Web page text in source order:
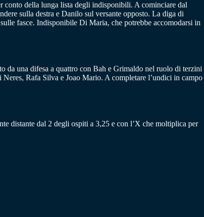
conto della lunga lista degli indisponibili. A cominciare dal
sulla destra e Danilo sul versante opposto. La diga di
fasce. Indisponibile Di Maria, che potrebbe accomodarsi in
da una difesa a quattro con Bah e Grimaldo nel ruolo di terzini
Rafa Silva e Joao Mario. A completare l’undici in campo
distante dal 2 degli ospiti a 3,25 e con l’X che moltiplica per